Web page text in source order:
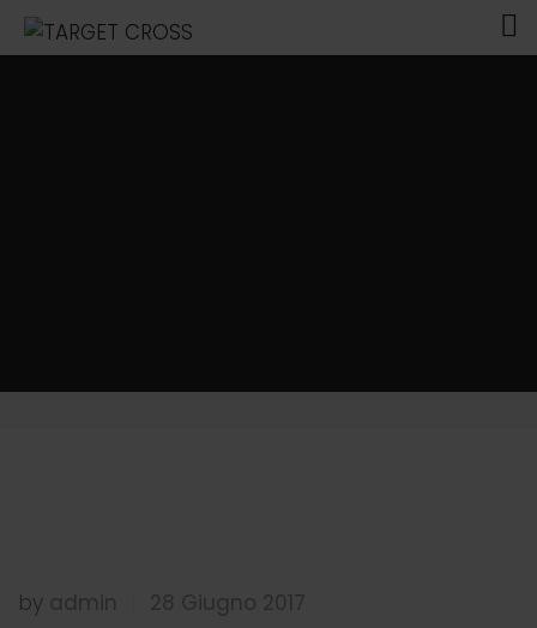
by admin
28 Giugno 2017